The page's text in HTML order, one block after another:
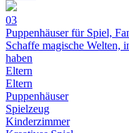
03
Puppenhäuser für Spiel,
Schaffe magische Welten,
haben
Eltern
Eltern
Puppenhäuser
Spielzeug
Kinderzimmer